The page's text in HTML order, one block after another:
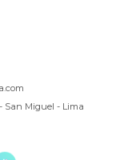
San Miguel - Lima